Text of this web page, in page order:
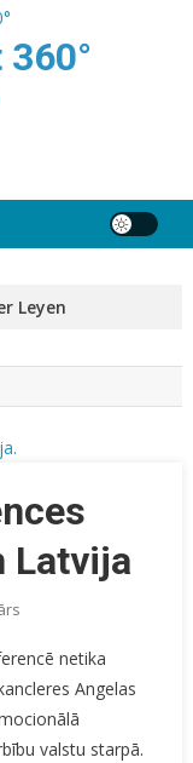
Leyen
Latvija
Pievienots
Konferences
Skumjie
Vaibsti
Un
netika
Angelas
valstu starpā.